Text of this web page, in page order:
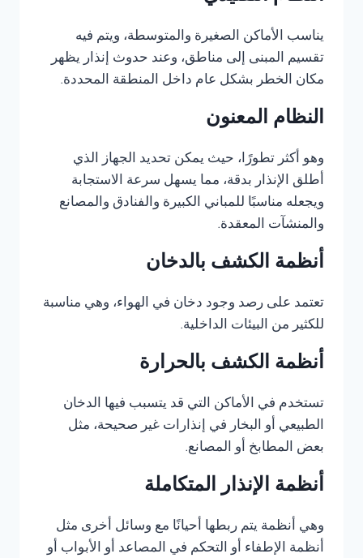
يناسب الأماكن الصغيرة والمتوسطة، ويتم فيه
تقسيم المبنى إلى مناطق، وعند حدوث إنذار يظهر
مكان الخطر بشكل عام داخل المنطقة المحددة.
النظام المعنون
وهو أكثر تطورًا، حيث يمكن تحديد الجهاز الذي
أطلق الإنذار بدقة، مما يسهل سرعة الاستجابة
ويجعله مناسبًا للمباني الكبيرة والفنادق والمصانع
والمنشآت المعقدة.
أنظمة الكشف بالدخان
تعتمد على رصد وجود دخان في الهواء، وهي مناسبة
للكثير من البيئات الداخلية.
أنظمة الكشف بالحرارة
تستخدم في الأماكن التي قد يتسبب فيها الدخان
الطبيعي أو البخار في إنذارات غير صحيحة، مثل
بعض المطابخ أو المصانع.
أنظمة الإنذار المتكاملة
وهي أنظمة يتم ربطها أحيانًا مع وسائل أخرى مثل
أنظمة الإطفاء أو التحكم في المصاعد أو الأبواب أو